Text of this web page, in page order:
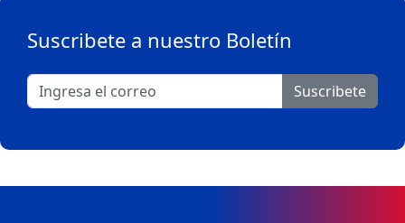
Suscribete a nuestro Boletín
Suscribete